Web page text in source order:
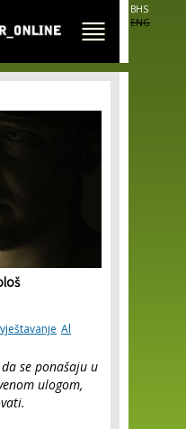
BHS
ENG
Al
se ponašaju u
ulogom,